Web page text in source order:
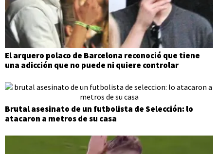
El arquero polaco de Barcelona reconoció que tiene
una adicción que no puede ni quiere controlar
Brutal asesinato de un futbolista de Selección: lo
atacaron a metros de su casa